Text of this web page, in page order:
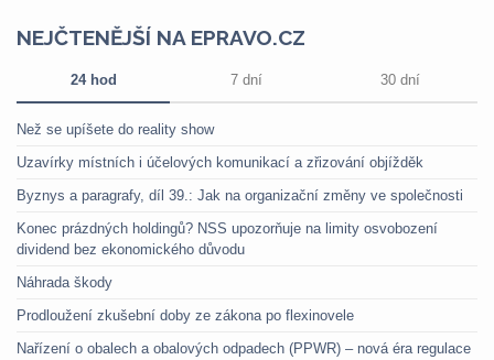
NEJČTENĚJŠÍ NA EPRAVO.CZ
24 hod 7 dní 30 dní
Než se upíšete do reality show
Uzavírky místních i účelových komunikací a zřizování objížděk
Byznys a paragrafy, díl 39.: Jak na organizační změny ve společnosti
Konec prázdných holdingů? NSS upozorňuje na limity osvobození
dividend bez ekonomického důvodu
Náhrada škody
Prodloužení zkušební doby ze zákona po flexinovele
Nařízení o obalech a obalových odpadech (PPWR) – nová éra regulace